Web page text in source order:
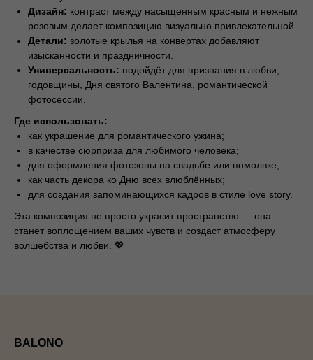
Дизайн: контраст между насыщенным красным и нежным
розовым делает композицию визуально привлекательной.
Детали: золотые крылья на конвертах добавляют
изысканности и праздничности.
Универсальность: подойдёт для признания в любви,
годовщины, Дня святого Валентина, романтической
фотосессии.
Где использовать:
как украшение для романтического ужина;
в качестве сюрприза для любимого человека;
для оформления фотозоны на свадьбе или помолвке;
как часть декора ко Дню всех влюблённых;
для создания запоминающихся кадров в стиле love story.
Эта композиция не просто украсит пространство — она
станет воплощением ваших чувств и создаст атмосферу
волшебства и любви. 💖
BALONO